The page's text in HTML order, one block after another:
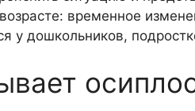
временное
у дошкольников,